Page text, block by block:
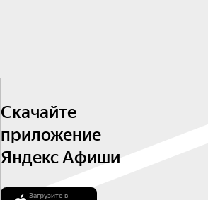
Скачайте
приложение
Яндекс Афиши
Загрузите в